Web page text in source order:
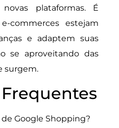
plataformas. É
commerces estejam
e adaptem suas
se aproveitando das
surgem.
Google Shopping?